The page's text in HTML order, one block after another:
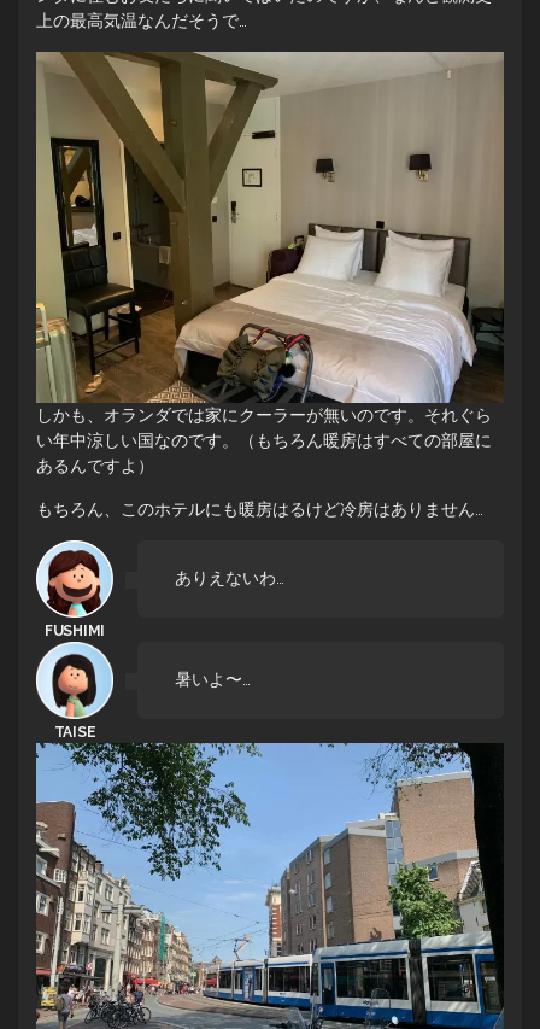
上の最高気温なんだそうで…
しかも、オランダでは家にクーラーが無いのです。それぐら
い年中涼しい国なのです。（もちろん暖房はすべての部屋に
あるんですよ）
もちろん、このホテルにも暖房はるけど冷房はありません…
ありえないわ…
暑いよ〜…